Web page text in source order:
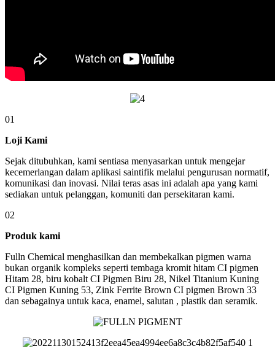
01
Loji Kami
Sejak ditubuhkan, kami sentiasa menyasarkan untuk mengejar
kecemerlangan dalam aplikasi saintifik melalui pengurusan normatif,
komunikasi dan inovasi. Nilai teras asas ini adalah apa yang kami
sediakan untuk pelanggan, komuniti dan persekitaran kami.
02
Produk kami
Fulln Chemical menghasilkan dan membekalkan pigmen warna
bukan organik kompleks seperti tembaga kromit hitam CI pigmen
Hitam 28, biru kobalt CI Pigmen Biru 28, Nikel Titanium Kuning
CI Pigmen Kuning 53, Zink Ferrite Brown CI pigmen Brown 33
dan sebagainya untuk kaca, enamel, salutan , plastik dan seramik.